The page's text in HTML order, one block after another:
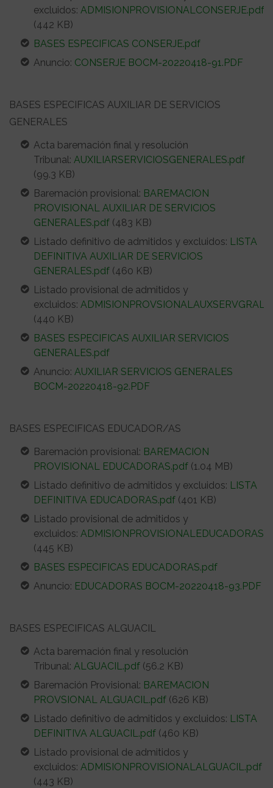
excluidos: ADMISIONPROVISIONALCONSERJE.pdf
(442 KB)
BASES ESPECIFICAS CONSERJE.pdf
Anuncio: CONSERJE BOCM-20220418-91.PDF
BASES ESPECIFICAS AUXILIAR DE SERVICIOS
GENERALES
Acta baremación final y resolución
Tribunal: AUXILIARSERVICIOSGENERALES.pdf
(99.3 KB)
Baremación provisional: BAREMACION
PROVISIONAL AUXILIAR DE SERVICIOS
GENERALES.pdf (483 KB)
Listado definitivo de admitidos y excluidos: LISTA
DEFINITIVA AUXILIAR DE SERVICIOS
GENERALES.pdf (460 KB)
Listado provisional de admitidos y
excluidos:
(440 KB)
BASES ESPECIFICAS AUXILIAR SERVICIOS
GENERALES.pdf
Anuncio: AUXILIAR SERVICIOS GENERALES
BOCM-20220418-92.PDF
BASES ESPECIFICAS EDUCADOR/AS
Baremación provisional: BAREMACION
PROVISIONAL EDUCADORAS.pdf (1.04 MB)
Listado definitivo de admitidos y excluidos: LISTA
DEFINITIVA EDUCADORAS.pdf (401 KB)
Listado provisional de admitidos y
excluidos:
(445 KB)
BASES ESPECIFICAS EDUCADORAS.pdf
Anuncio: EDUCADORAS BOCM-20220418-93.PDF
BASES ESPECIFICAS ALGUACIL
Acta baremación final y resolución
Tribunal: ALGUACIL.pdf (56.2 KB)
Baremación Provisional: BAREMACION
PROVSIONAL ALGUACIL.pdf (626 KB)
Listado definitivo de admitidos y excluidos: LISTA
DEFINITIVA ALGUACIL.pdf (460 KB)
Listado provisional de admitidos y
excluidos: ADMISIONPROVISIONALALGUACIL.pdf
(443 KB)